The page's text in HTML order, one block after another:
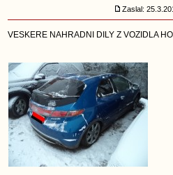
Zaslal:
VESKERE NAHRADNI DILY Z VOZIDLA